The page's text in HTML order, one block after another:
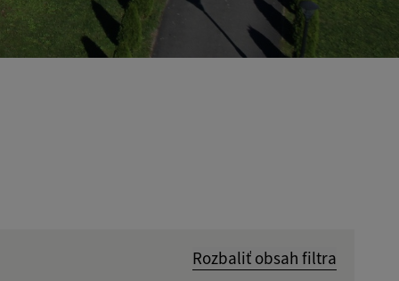
Rozbaliť obsah filtra